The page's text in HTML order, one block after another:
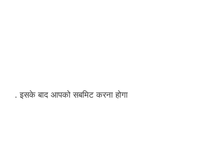
. इसके बाद आपको सबमिट करना होगा